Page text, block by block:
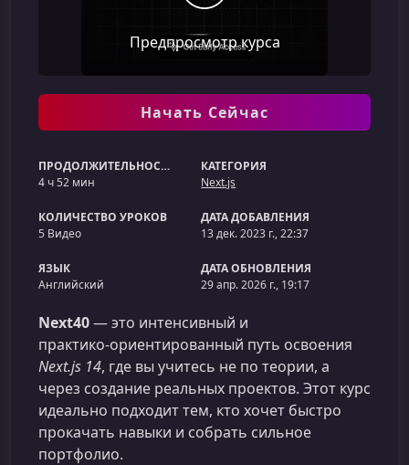
Предпросмотр курса
Начать Сейчас
ПРОДОЛЖИТЕЛЬНОСТЬ
4 ч 52 мин
КАТЕГОРИЯ
Next.js
КОЛИЧЕСТВО УРОКОВ
5 Видео
ДАТА ДОБАВЛЕНИЯ
13 дек. 2023 г., 22:37
ЯЗЫК
Английский
ДАТА ОБНОВЛЕНИЯ
29 апр. 2026 г., 19:17
Next40— это интенсивный и
практико‑ориентированный путь освоения
Next.js 14, где вы учитесь не по теории, а
через создание реальных проектов. Этот курс
идеально подходит тем, кто хочет быстро
прокачать навыки и собрать сильное
портфолио.